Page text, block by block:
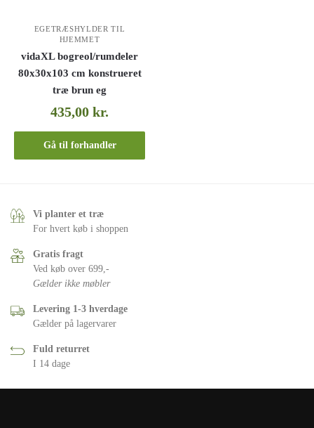
EGETRÆSHYLDER TIL
HJEMMET
vidaXL bogreol/rumdeler
80x30x103 cm konstrueret
træ brun eg
435,00kr.
Gå til forhandler
Vi planter et træ
For hvert køb i shoppen
Gratis fragt
Ved køb over 699,-
Gælder ikke møbler
Levering 1-3 hverdage
Gælder på lagervarer
Fuld returret
I 14 dage